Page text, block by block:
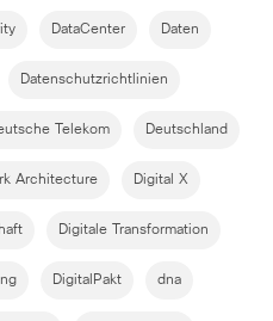
DataCenter Daten
Datenschutzrichtlinien
Telekom Deutschland
Architecture Digital X
Digitale Transformation
DigitalPakt dna